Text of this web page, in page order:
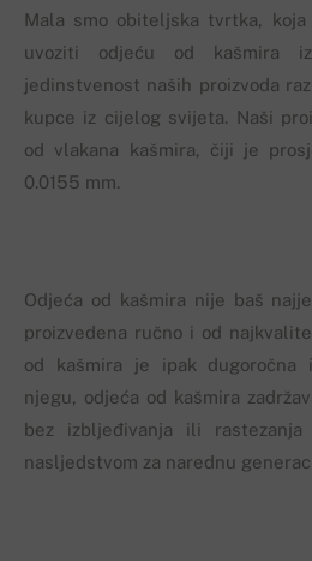
Mala smo obiteljska tvrtka, koja
uvoziti odjeću od kašmira
jedinstvenost naših proizvoda
kupce iz cijelog svijeta. Naši
od vlakana kašmira, čiji je
0.0155 mm.
Odjeća od kašmira nije baš
proizvedena ručno i od
od kašmira je ipak dugoročna
njegu, odjeća od kašmira
bez izbljeđivanja ili
nasljedstvom za narednu